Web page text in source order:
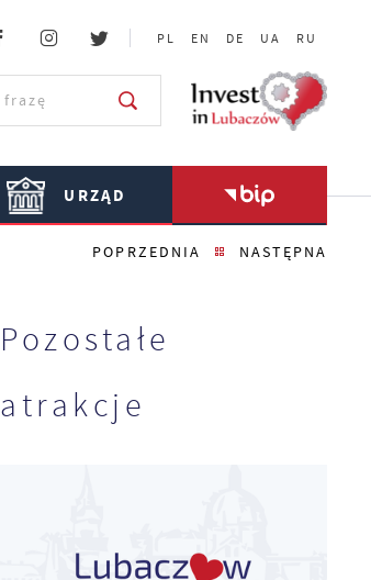
PL EN DE UA RU
URZĄD
POPRZEDNIA NASTĘPNA
Pozostałe
atrakcje